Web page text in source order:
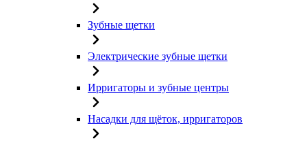
Зубные щетки
Электрические зубные щетки
Ирригаторы и зубные центры
Насадки для щёток, ирригаторов